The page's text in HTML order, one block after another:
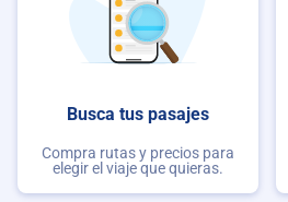
Busca tus pasajes
Compra rutas y precios para
elegir el viaje que quieras.